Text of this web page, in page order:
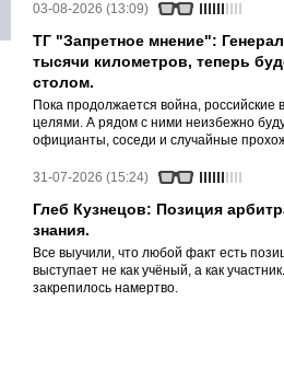
03-08-2026 (13:09)
ТГ "Запретное мнение":
тысячи километров, теперь
столом.
Пока продолжается война, российские
целями. А рядом с ними неизбежно
официанты, соседи и случайные
31-07-2026 (15:24)
Глеб Кузнецов: Позиция
знания.
Все выучили, что любой факт есть
выступает не как учёный, а как
закрепилось намертво.